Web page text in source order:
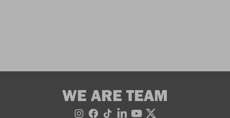
WE ARE TEAM